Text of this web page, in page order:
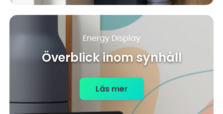
Energy Display
Överblick inom synhåll
Läs mer